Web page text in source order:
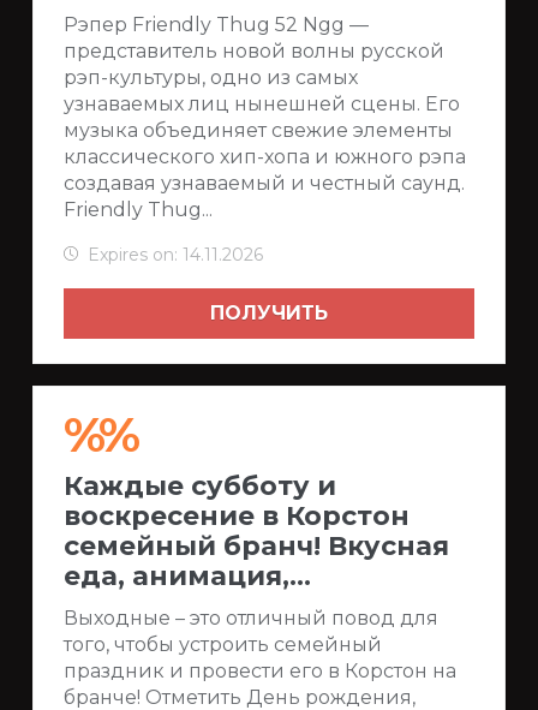
Рэпер Friendly Thug 52 Ngg —
представитель новой волны русской
рэп-культуры, одно из самых
узнаваемых лиц нынешней сцены. Его
музыка объединяет свежие элементы
классического хип-хопа и южного рэпа
создавая узнаваемый и честный саунд.
Friendly Thug...
Expires on: 14.11.2026
ПОЛУЧИТЬ
%%
Каждые субботу и
воскресение в Корстон
семейный бранч! Вкусная
еда, анимация,...
Выходные – это отличный повод для
того, чтобы устроить семейный
праздник и провести его в Корстон на
бранче! Отметить День рождения,